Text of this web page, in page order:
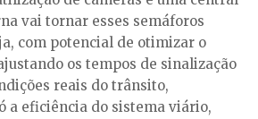
vai tornar esses semáforos
com potencial de otimizar o
os tempos de sinalização
reais do trânsito,
a eficiência do sistema viário,